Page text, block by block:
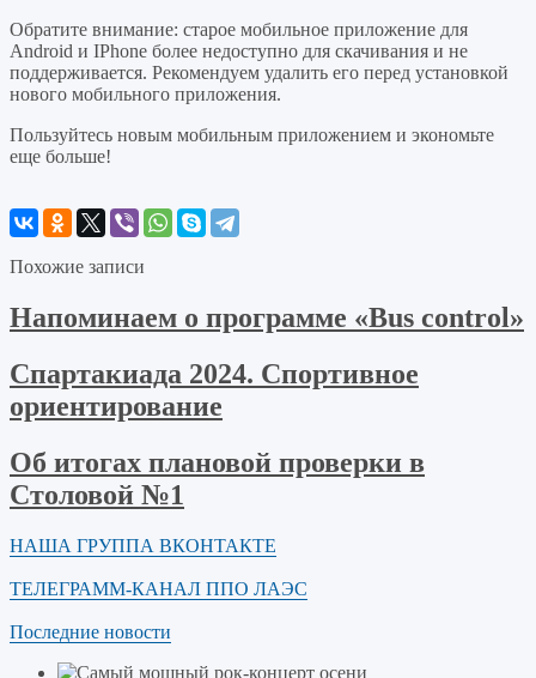
Обратите внимание: старое мобильное приложение для
Android и IPhone более недоступно для скачивания и не
поддерживается. Рекомендуем удалить его перед установкой
нового мобильного приложения.
Пользуйтесь новым мобильным приложением и экономьте
еще больше!
Похожие записи
Напоминаем о программе «Bus control»
Спартакиада 2024. Спортивное
ориентирование
Об итогах плановой проверки в
Столовой №1
НАША ГРУППА ВКОНТАКТЕ
ТЕЛЕГРАММ-КАНАЛ ППО ЛАЭС
Последние новости